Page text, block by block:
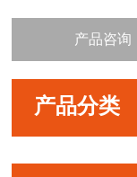
产品咨询
产品分类